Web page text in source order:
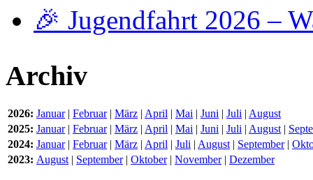
🎉 Jugendfahrt 2026 –
Archiv
2026: Januar| Februar| März | April | Mai | Juni | Juli | August
2025: Januar| Februar| März | April | Mai | Juni | Juli | August |
2024: Januar| Februar| März | April | Juli | August | September|
2023: August | September| Oktober| November| Dezember